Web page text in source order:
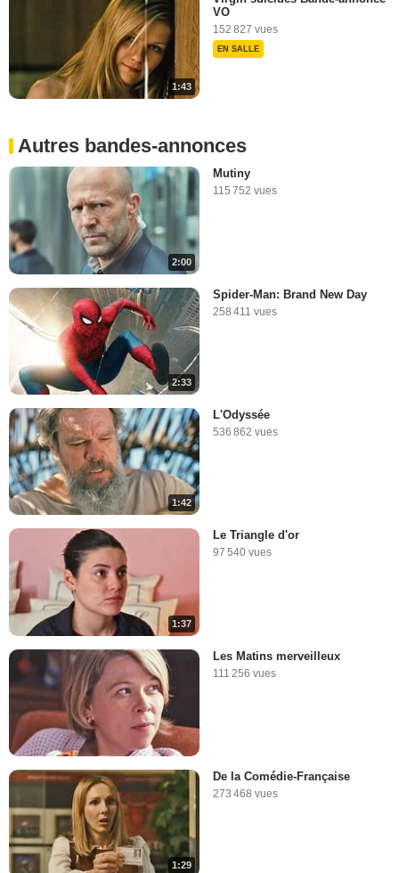
1:43
VO
152 827 vues
EN SALLE
Autres bandes-annonces
2:00
Mutiny
115 752 vues
2:33
Spider-Man: Brand New Day
258 411 vues
1:42
L'Odyssée
536 862 vues
1:37
Le Triangle d'or
97 540 vues
Les Matins merveilleux
111 256 vues
1:29
De la Comédie-Française
273 468 vues